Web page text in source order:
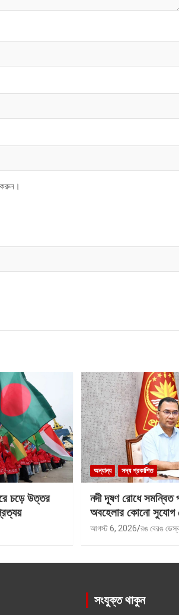
করুন।
চড়ে উত্তর
অন্যান্য সদ্য প্রকাশিত
নদী দূষণ রোধে সমন্বিত
অবহেলার কোনো সুযোগ
আগস্ট 6, 2026 রঙ বেরঙ
সংযুক্ত থাকুন